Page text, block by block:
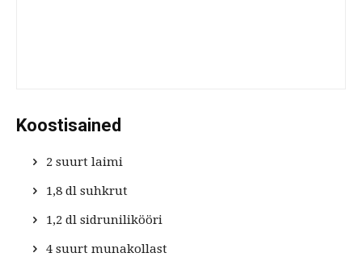
Koostisained
2 suurt laimi
1,8 dl suhkrut
1,2 dl sidrunilikööri
4 suurt munakollast